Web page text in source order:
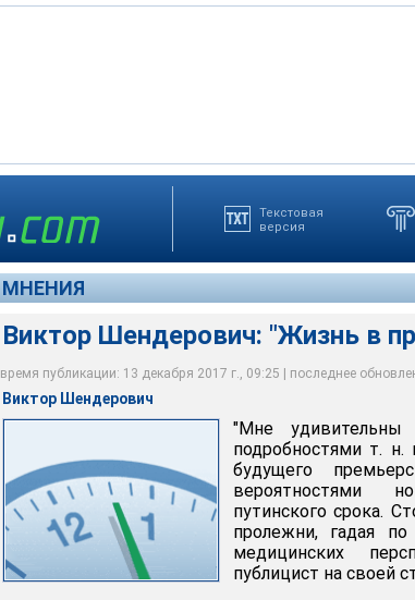
Текстовая
версия
МНЕНИЯ
Виктор Шендерович: "Жизнь в
время публикации: 13 декабря 2017 г., 09:25 | последнее
Виктор Шендерович
Moscow-Live.ru
"Мне удивительны
подробностями т. н.
будущего
вероятностями
путинского срока.
пролежни, гадая
медицинских
публицист на своей